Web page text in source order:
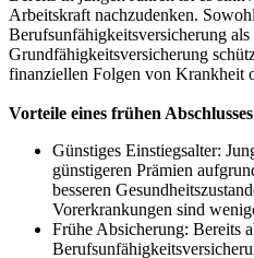
Arbeitskraft nachzudenken.
Berufsunfähigkeitsversicherung als
Grundfähigkeitsversicherung
finanziellen Folgen von Krankheit
Vorteile eines frühen
Günstiges Einstiegsalter:
günstigeren Prämien
besseren
Vorerkrankungen sind
Frühe Absicherung: Bereits